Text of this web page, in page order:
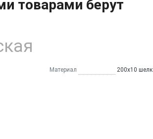
товарами берут
Материал 200х10 шелк